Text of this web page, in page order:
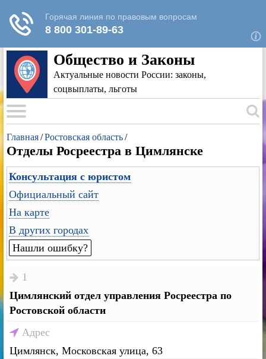
Общество и Законы
Актуальные новости России: законы,
соцвыплаты, льготы
Главная/Ростовская область/
Отделы Росреестра в Цимлянске
Консультация с юристом
Официальный сайт
На карте
В других городах
Нашли ошибку?
1
Цимлянский отдел управления Росреестра по
Ростовской области
Адрес
Цимлянск, Московская улица, 63
Для любых предложений по сайту: rk-
reestr@cp9.ru